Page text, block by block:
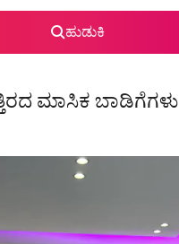
ಹುಡುಕಿ
ಮಾಸಿಕ ಬಾಡಿಗೆಗಳು